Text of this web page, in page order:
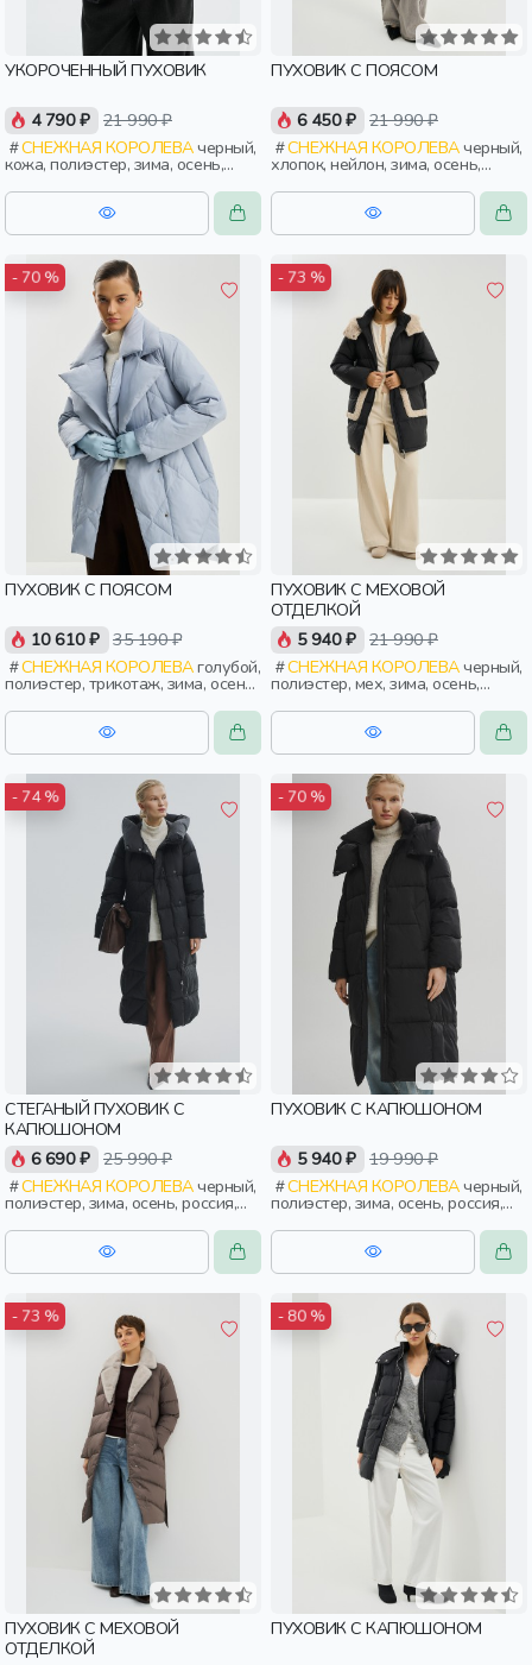
УКОРОЧЕННЫЙ ПУХОВИК
4 790 ₽ 21 990 ₽
СНЕЖНАЯ КОРОЛЕВАчерный,
кожа, полиэстер, зима, осень,
россия, прямые, укороченные,
застежка, утепленные, кнопки,
клапан, свободные, карман,
воротник, женщины, взрослые
ПУХОВИК С ПОЯСОМ
6 450 ₽ 21 990 ₽
СНЕЖНАЯ КОРОЛЕВАчерный,
хлопок, нейлон, зима, осень,
- 70 %
ПУХОВИК С ПОЯСОМ
10 610 ₽ 35 190 ₽
СНЕЖНАЯ КОРОЛЕВАголубой,
полиэстер, трикотаж, зима, осень,
россия, женщины, взрослые
- 73 %
ПУХОВИК С МЕХОВОЙ
ОТДЕЛКОЙ
5 940 ₽ 21 990 ₽
СНЕЖНАЯ КОРОЛЕВАчерный,
полиэстер, мех, зима, осень,
россия, женщины, взрослые
- 74 %
СТЕГАНЫЙ ПУХОВИК С
КАПЮШОНОМ
6 690 ₽ 25 990 ₽
СНЕЖНАЯ КОРОЛЕВАчерный,
полиэстер, зима, осень, россия,
прямые, удлиненные, капюшон,
застежка, кнопки, прорези,
карман, объемные, женщины,
взрослые
- 70 %
ПУХОВИК С КАПЮШОНОМ
5 940 ₽ 19 990 ₽
СНЕЖНАЯ КОРОЛЕВАчерный,
полиэстер, зима, осень, россия,
прямые, капюшон, застежка,
утепленные, двухсторонние,
прорези, карман, женщины,
взрослые
- 73 %
ПУХОВИК С МЕХОВОЙ
ОТДЕЛКОЙ
- 80 %
ПУХОВИК С КАПЮШОНОМ